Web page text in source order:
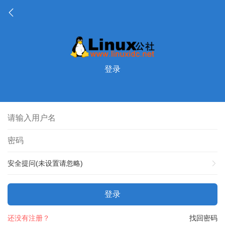
登录
安全提问(未设置请忽略)
登录
找回密码
还没有注册？